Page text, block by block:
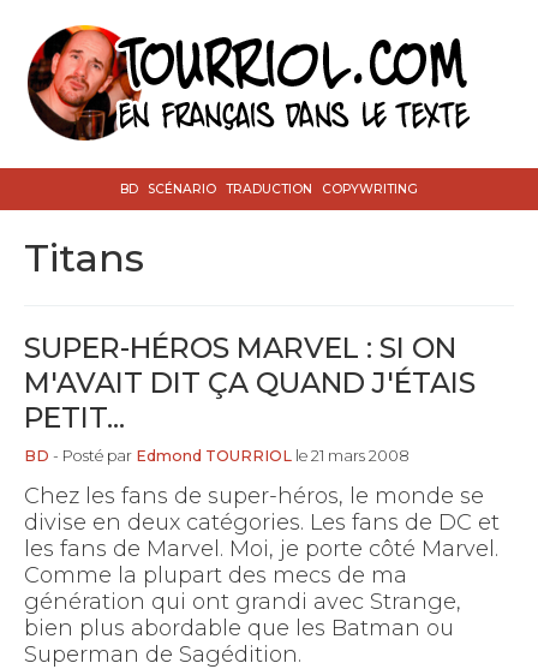
BD SCÉNARIO TRADUCTION COPYWRITING
titans
SUPER-HÉROS MARVEL : SI ON
M'AVAIT DIT ÇA QUAND J'ÉTAIS
PETIT…
BD - Posté par Edmond TOURRIOL le 21 mars 2008
Chez les fans de super-héros, le monde se
divise en deux catégories. Les fans de DC et
les fans de Marvel. Moi, je porte côté Marvel.
Comme la plupart des mecs de ma
génération qui ont grandi avec Strange,
bien plus abordable que les Batman ou
Superman de Sagédition.